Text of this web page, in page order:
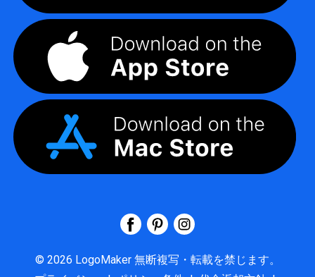
© 2026 LogoMaker 無断複写・転載を禁じます。